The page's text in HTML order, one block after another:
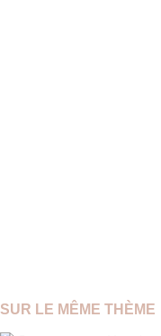
SUR LE MÊME THÈME